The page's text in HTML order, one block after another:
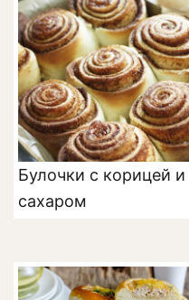
Булочки с корицей и
сахаром